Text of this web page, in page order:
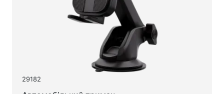
Підлогові ігрові килими
Блок живлення
Корпуси для ПК
29182